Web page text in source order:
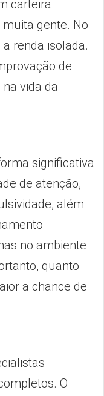
carteira
gente. No
renda isolada.
de
vida da
significativa
de atenção,
além
no ambiente
quanto
a chance de
O